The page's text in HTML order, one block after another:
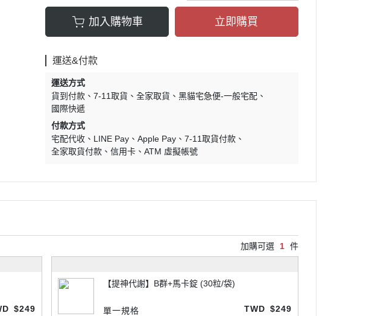
加入購物車 立即購買
運送&付款
運送方式
貨到付款
7-11取貨 全家取貨
黑貓宅急便-一般宅配
國際快遞
付款方式
宅配代收
LINE Pay Apple Pay
7-11取貨付款
全家取貨付款
信用卡 ATM 虛擬帳號
加購可選 1 件
$249
【提神代謝】B群+馬卡錠 (30粒/袋)
單一規格 TWD $249